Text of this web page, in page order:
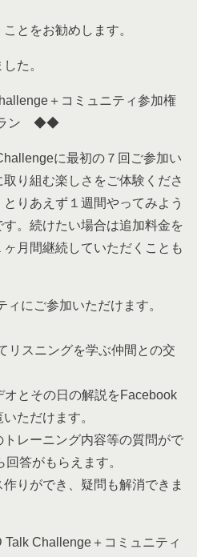
とをお勧めします。
た。
＋コミュニティ参加権
ラン ◆◆
に最初の７回ご参加い
り組む楽しさをご体験くださ
りあえず１週間やってみよう
。続けたい場合は追加料金を
月間継続していただくことも
にご参加いただけます。
リスニングを学ぶ仲間との交
オとその日の解説をFacebook
ただけます。
トレーニング内容等の質問がで
答がもらえます。
作りができ、疑問も解消できま
Challenge＋コミュニティ